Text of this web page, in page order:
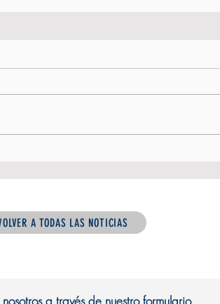
A TODAS LAS NOTICIAS